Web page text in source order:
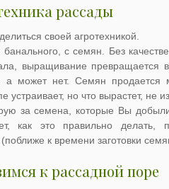
рассады
своей агротехникой.
с семян. Без
выращивание превращается
а может нет. Семян
устраивает, но что вырастет, не
за семена, которые Вы
как это правильно делать,
(поближе к времени заготовки
к рассадной поре